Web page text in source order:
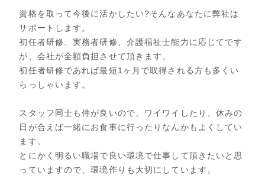
資格を取って今後に活かしたい?そんなあなたに弊社は
サポートします。
初任者研修、実務者研修、介護福祉士能力に応じてです
が、会社が全額負担させて頂きます。
初任者研修であれば最短1ヶ月で取得される方も多くい
らっしゃいます。
スタッフ同士も仲が良いので、ワイワイしたり、休みの
日が合えば一緒にお食事に行ったりなんかもよくしてい
ます。
とにかく明るい職場で良い環境で仕事して頂きたいと思
っていますので、環境作りも大切にしています。